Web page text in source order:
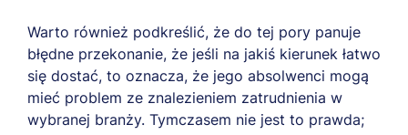
Warto również podkreślić, że do tej pory panuje
błędne przekonanie, że jeśli na jakiś kierunek łatwo
się dostać, to oznacza, że jego absolwenci mogą
mieć problem ze znalezieniem zatrudnienia w
wybranej branży. Tymczasem nie jest to prawda;